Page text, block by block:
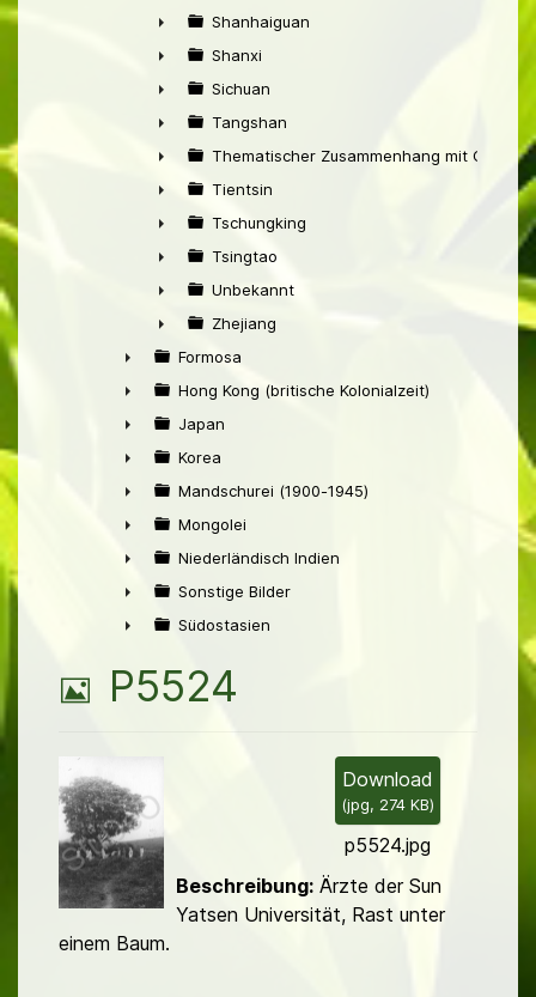
►
►
Shanhaiguan
►
Shanxi
►
Sichuan
►
Tangshan
►
Thematischer Zusammenhang mit China
►
Tientsin
►
Tschungking
►
Tsingtao
►
Unbekannt
►
Zhejiang
►
Formosa
►
Hong Kong (britische Kolonialzeit)
►
Japan
►
Korea
►
Mandschurei (1900-1945)
►
Mongolei
►
Niederländisch Indien
►
Sonstige Bilder
Südostasien
B
l
d
P5524
Download
(jpg, 274 KB)
p5524.jpg
Beschreibung:Ärzte der Sun
Yatsen Universität, Rast unter
einem Baum.